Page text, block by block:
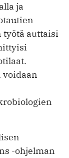
ja
työtä auttaisi
voidaan
-ohjelman